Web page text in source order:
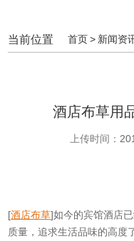
当前位置 首页 > 新闻资
酒店布草用
上传时间：
[酒店布草]如今的宾馆酒店
质量，追求生活品味的高度